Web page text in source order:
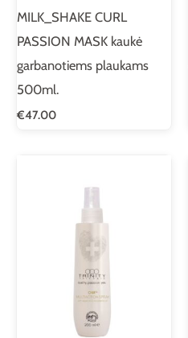
MILK_SHAKE CURL
PASSION MASK kaukė
garbanotiems plaukams
500ml.
€47.00